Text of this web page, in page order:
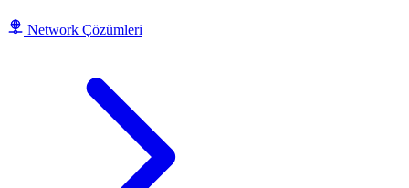
Network Çözümleri